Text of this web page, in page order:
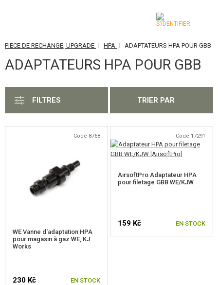
CATÉGORIES
AIRSOFT GUNS
LANCE-GRENADES, GRENADES
CHARGEURS, BB LOADER
CAMOUFLAGE, BANDE CAMOUFLAGE
PIECE DE RECHANGE, UPGRADE | HPA | ADAPTATEURS HPA POUR GBB
ADAPTATEURS HPA POUR GBB
FILTRES TRIER PAR
Code 8768
WE Vanne d'adaptation HPA
pour magasin à gaz WE, KJ
Works
230 Kč EN STOCK
Code 17291
AirsoftPro Adaptateur HPA
pour filetage GBB WE/KJW
159 Kč EN STOCK